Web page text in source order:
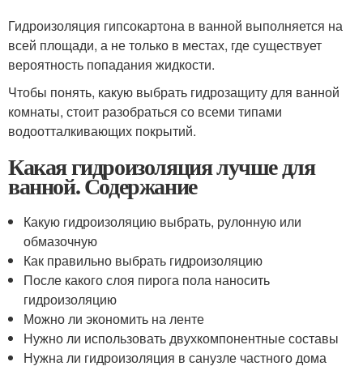
Гидроизоляция гипсокартона в ванной выполняется на
всей площади, а не только в местах, где существует
вероятность попадания жидкости.
Чтобы понять, какую выбрать гидрозащиту для ванной
комнаты, стоит разобраться со всеми типами
водоотталкивающих покрытий.
Какая гидроизоляция лучше для
ванной. Содержание
Какую гидроизоляцию выбрать, рулонную или
обмазочную
Как правильно выбрать гидроизоляцию
После какого слоя пирога пола наносить
гидроизоляцию
Можно ли экономить на ленте
Нужно ли использовать двухкомпонентные составы
Нужна ли гидроизоляция в санузле частного дома